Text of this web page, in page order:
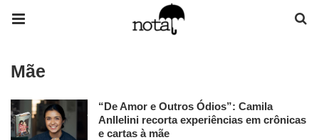
Mãe
“De Amor e Outros Ódios”: Camila
Anllelini recorta experiências em crônicas
e cartas à mãe